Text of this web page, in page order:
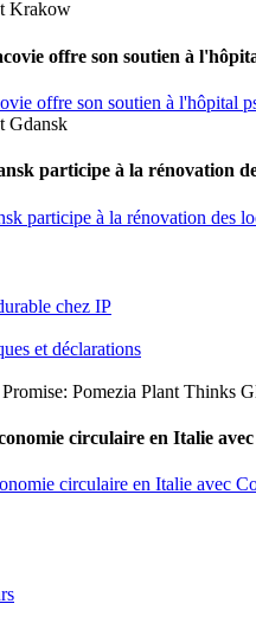
offre son soutien à
offre son soutien à l'hôpital
participe à la rénovation
participe à la rénovation des
chez IP
et déclarations
circulaire en Italie
circulaire en Italie avec